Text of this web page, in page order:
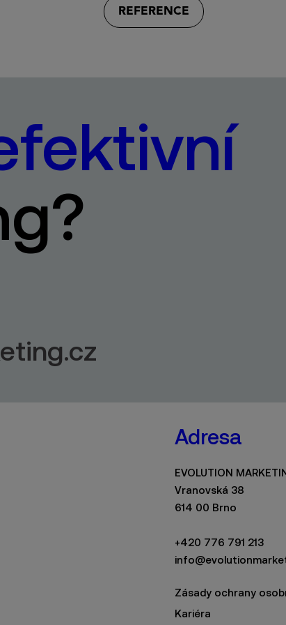
REFERENCE
Adresa
EVOLUTION
Vranovská 38
614 00 Brno
+420 776 791 213
Zásady ochrany
Kariéra